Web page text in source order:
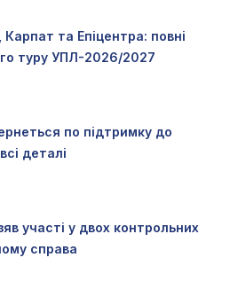
та Епіцентра: повні
туру УПЛ-2026/2027
по підтримку до
деталі
участі у двох контрольних
справа